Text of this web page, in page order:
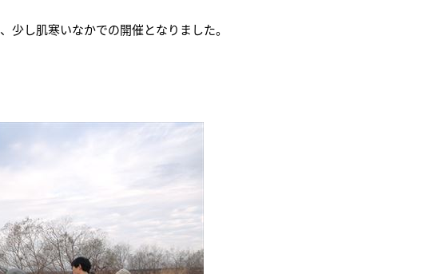
し肌寒いなかでの開催となりました。